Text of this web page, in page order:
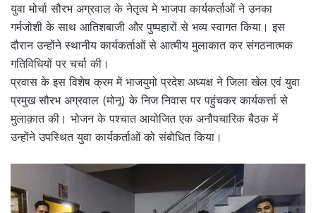
युवा मोर्चा सौरभ अग्रवाल के नेतृत्व मे भाजपा कार्यकर्ताओं ने उनका
गर्मजोशी के साथ आतिशबाजी और पुष्पहारों से भव्य स्वागत किया। इस
दौरान उन्होंने स्थानीय कार्यकर्ताओं से आत्मीय मुलाकात कर संगठनात्मक
गतिविधियों पर चर्चा की।
प्रवास के इस विशेष क्रम में भाजयुमो प्रदेश अध्यक्ष ने जिला खेल एवं युवा
प्रमुख सौरभ अग्रवाल (मोनू) के निज निवास पर पहुंचकर कार्यकर्त्ता से
मुलाक़ात की। भोजन के पश्चात आयोजित एक अनौपचारिक बैठक में
उन्होंने उपस्थित युवा कार्यकर्ताओं को संबोधित किया।